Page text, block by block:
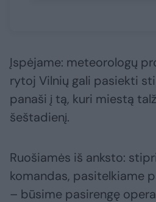
Įspėjame: meteorologų
rytoj Vilnių gali pasiekti
panaši į tą, kuri miestą
šeštadienį.
Ruošiamės iš anksto:
komandas, pasitelkiame
– būsime pasirengę